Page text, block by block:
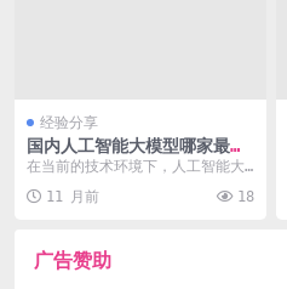
经验分享
国内人工智能大模型哪家最强
对比 – 结合国内市场竞争热
点，满足消费者的对比需求
在当前的技术环境下，人工智能大
焦点。国内市场上有多...
11 月前 18
广告赞助